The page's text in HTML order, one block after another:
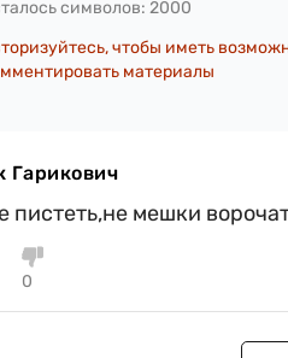
символов: 2000
чтобы иметь
материалы
Гарикович
пистеть,не мешки
0